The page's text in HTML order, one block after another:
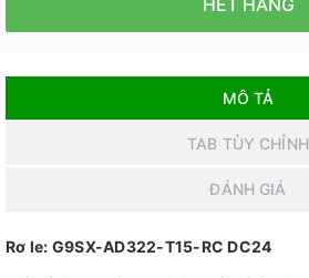
MÔ TẢ
TAB TÙY CHỈNH
ĐÁNH GIÁ
Rơ le: G9SX-AD322-T15-RC DC24